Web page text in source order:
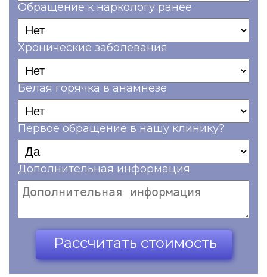
Обращение к наркологу ранее
Хронические заболевания
Белая горячка в анамнезе
Первое обращение в нашу клинику?
Дополнительная информация
Рассчитать стоимость
Ваш телефон*